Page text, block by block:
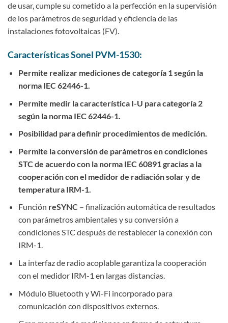
de usar, cumple su cometido a la perfección en la supervisión
de los parámetros de seguridad y eficiencia de las
instalaciones fotovoltaicas (FV).
Características Sonel PVM-1530:
Permite realizar mediciones de categoría 1 según la
norma IEC 62446-1.
Permite medir la característica I-U para categoría 2
según la norma IEC 62446-1.
Posibilidad para definir procedimientos de medición.
Permite la conversión de parámetros en condiciones
STC de acuerdo con la norma IEC 60891 gracias a la
cooperación con el medidor de radiación solar y de
temperatura IRM-1.
Función reSYNC – finalización automática de resultados
con parámetros ambientales y su conversión a
condiciones STC después de restablecer la conexión con
IRM-1.
La interfaz de radio acoplable garantiza la cooperación
con el medidor IRM-1 en largas distancias.
Módulo Bluetooth y Wi-Fi incorporado para
comunicación con dispositivos externos.